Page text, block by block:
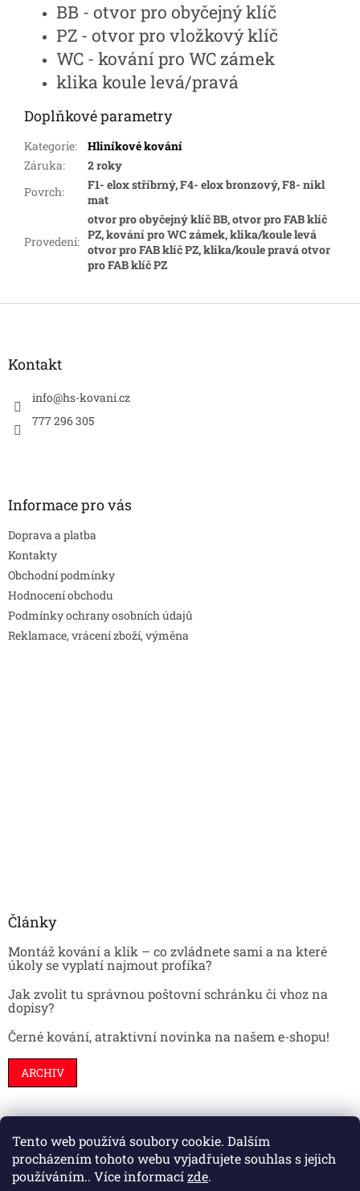
Tento web používá soubory cookie. Dalším
procházením tohoto webu vyjadřujete souhlas s jejich
používáním.. Více informacízde.
BB - otvor pro obyčejný klíč
PZ - otvor pro vložkový klíč
WC - kování pro WC zámek
klika koule levá/pravá
Doplňkové parametry
Kategorie:
Hliníkové kování
Záruka:
2 roky
Povrch:
F1- elox stříbrný, F4- elox bronzový, F8- nikl
mat
Provedení:
otvor pro obyčejný klíč BB, otvor pro FAB klíč
PZ, kování pro WC zámek, klika/koule levá
otvor pro FAB klíč PZ, klika/koule pravá otvor
pro FAB klíč PZ
Kontakt
info@hs-kovani.cz
777 296 305
Informace pro vás
Doprava a platba
Kontakty
Obchodní podmínky
Hodnocení obchodu
Podmínky ochrany osobních údajů
Reklamace, vrácení zboží, výměna
Články
Montáž kování a klik – co zvládnete sami a na které
úkoly se vyplatí najmout profíka?
Jak zvolit tu správnou poštovní schránku či vhoz na
dopisy?
Černé kování, atraktivní novinka na našem e-shopu!
ARCHIV
Stavební pouzdra Interiéry Dveře